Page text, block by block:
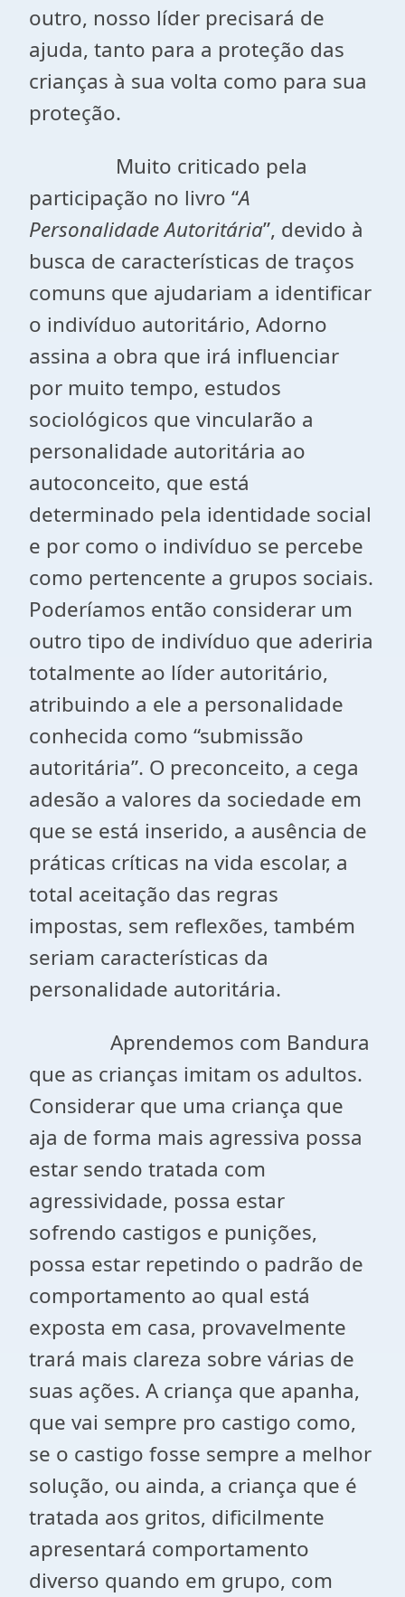
outro, nosso líder precisará de
ajuda, tanto para a proteção das
crianças à sua volta como para sua
proteção.
Muito criticado pela
participação no livro “A
Personalidade Autoritária”, devido à
busca de características de traços
comuns que ajudariam a identificar
o indivíduo autoritário, Adorno
assina a obra que irá influenciar
por muito tempo, estudos
sociológicos que vincularão a
personalidade autoritária ao
autoconceito, que está
determinado pela identidade social
e por como o indivíduo se percebe
como pertencente a grupos sociais.
Poderíamos então considerar um
outro tipo de indivíduo que aderiria
totalmente ao líder autoritário,
atribuindo a ele a personalidade
conhecida como “submissão
autoritária”. O preconceito, a cega
adesão a valores da sociedade em
que se está inserido, a ausência de
práticas críticas na vida escolar, a
total aceitação das regras
impostas, sem reflexões, também
seriam características da
personalidade autoritária.
Aprendemos com Bandura
que as crianças imitam os adultos.
Considerar que uma criança que
aja de forma mais agressiva possa
estar sendo tratada com
agressividade, possa estar
sofrendo castigos e punições,
possa estar repetindo o padrão de
comportamento ao qual está
exposta em casa, provavelmente
trará mais clareza sobre várias de
suas ações. A criança que apanha,
que vai sempre pro castigo como,
se o castigo fosse sempre a melhor
solução, ou ainda, a criança que é
tratada aos gritos, dificilmente
apresentará comportamento
diverso quando em grupo, com